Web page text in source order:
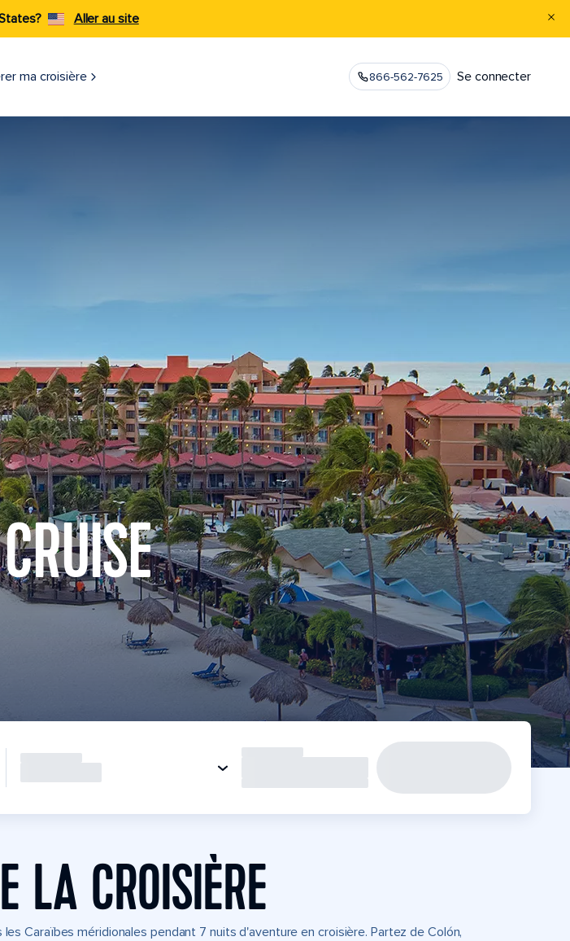
Aller au site
ma croisière​ 866-562-7625 Se connecter
LA CROISIÈRE
Caraïbes méridionales pendant 7 nuits d'aventure en croisière. Partez de Colón,